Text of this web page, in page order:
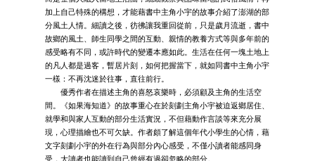
加上自己特殊的構想，才能藉書中主角小宇的故事介紹了澎湖的部
分風土人情。細讀之後，彷彿讓我重回從前，只是歲月流逝，書中
故鄉的風土、師生同學之間的互動、親情的教養方式等與多年前的
感受略有不同，或許時代的變遷本應如此。生活在任何一塊土地上
的凡人都是過客，暫居片刻，如何把握當下，就如同書中主角小宇
一樣：不再沈迷於往事，直往前行。
優秀作者在描述主角的喜怒哀樂時，必須顧及主角的生活空
間。《如果海知道》的故事重心在於刻劃主角小宇被迫返鄉居住、
就學和與家人互動的部分生活實況，不但藉動作言談等來充分展
現，心理描繪也不可欠缺。作者頗了解這個年代小學生的心情，藉
文字刻劃小宇的外在行為與部分內心感受，不僅小讀者能感同身
受，大讀者也能讀到自己曾經有過卻忽略的部分。